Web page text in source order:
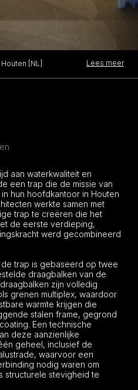
[NL] Lees meer
aan waterkwaliteit en
een trap die de missie van
hun hoofdkantoor in Houten
werkte samen met
trap te creëren die het
de eerste verdieping,
werd gecombineerd
trap is gebaseerd op twee
draagbalken van de
zijn volledig
grenen multiplex, waardoor
warmte krijgen die
stalen frame, gegrond
Een technische
deze aanzienlijke
geheel, inclusief de
waarvoor een
nodig waren om
structurele stevigheid te